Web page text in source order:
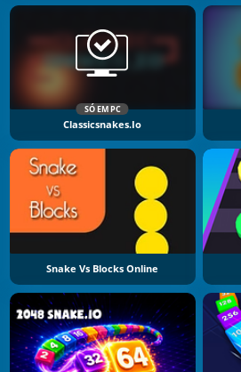
SÓ EM PC
Classicsnakes.io
Snake Vs Blocks Online